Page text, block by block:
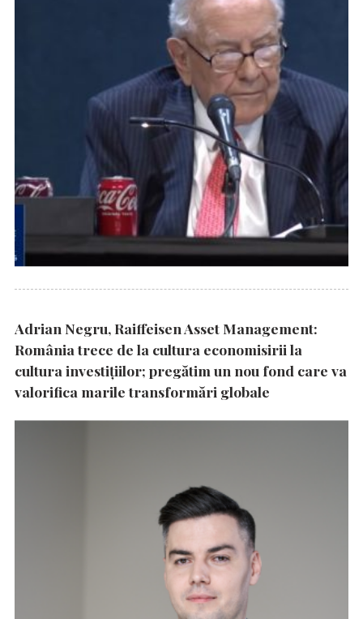
Adrian Negru, Raiffeisen Asset Management:
România trece de la cultura economisirii la
cultura investițiilor; pregătim un nou fond care va
valorifica marile transformări globale